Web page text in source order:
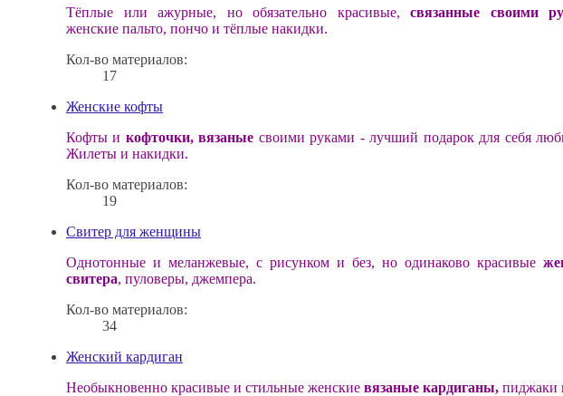
Тёплые или ажурные, но обязательно красивые, связанные своими
женские пальто, пончо и тёплые накидки.
Кол-во материалов:
17
Женские кофты
Кофты и кофточки, вязаные своими руками - лучший подарок для себя
Жилеты и накидки.
Кол-во материалов:
19
Свитер для женщины
Однотонные и меланжевые, с рисунком и без, но одинаково красивые
свитера, пуловеры, джемпера.
Кол-во материалов:
34
Женский кардиган
Необыкновенно красивые и стильные женские вязаные кардиганы, пиджаки